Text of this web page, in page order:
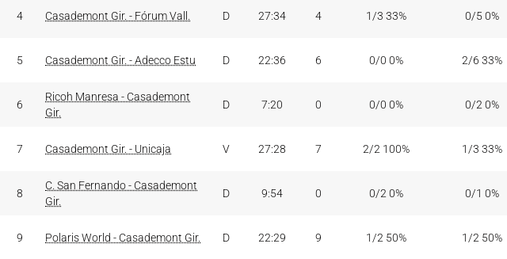
4 Casademont Gir. - Fórum Vall. D 27:34 4 1/3 33% 0/5 0%
5 Casademont Gir. - Adecco Estu D 22:36 6 0/0 0% 2/6 33%
6
Ricoh Manresa - Casademont
Gir.
D 7:20 0 0/0 0% 0/2 0%
7 Casademont Gir. - Unicaja V 27:28 7 2/2 100% 1/3 33%
8
C. San Fernando - Casademont
Gir.
D 9:54 0 0/2 0% 0/1 0%
9 Polaris World - Casademont Gir. D 22:29 9 1/2 50% 1/2 50%